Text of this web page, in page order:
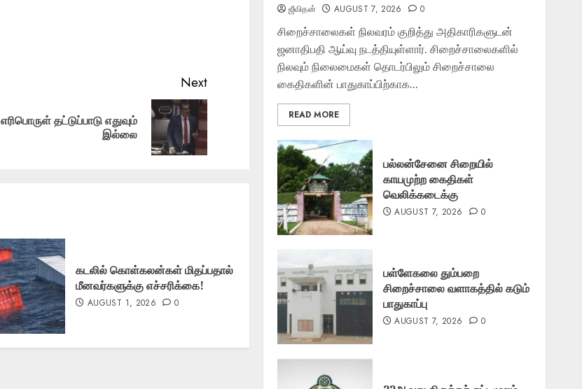
Next
எரிபொருள் தட்டுப்பாடு எதுவும்
இல்லை
கடலில் கொள்கலன்கள் மிதப்பதால்
மீனவர்களுக்கு எச்சரிக்கை!
AUGUST 1, 2026 0
ஜீவிதன் AUGUST 7, 2026 0
சிறைச்சாலைகள் நிலவரம் குறித்து அதிகாரிகளுடன்
ஜனாதிபதி ஆய்வு நடத்தியுள்ளார். சிறைச்சாலைகளில்
நிலவும் நிலைமைகள் தொடர்பிலும் சிறைச்சாலை
கைதிகளின் பாதுகாப்பிற்காக...
READ MORE
பல்லன்சேனை சிறையில்
காயமுற்ற கைதிகள்
வெலிக்கடைக்கு
AUGUST 7, 2026 0
பள்ளேகலை தும்பறை
சிறைச்சாலை வளாகத்தில் கடும்
பாதுகாப்பு
AUGUST 7, 2026 0